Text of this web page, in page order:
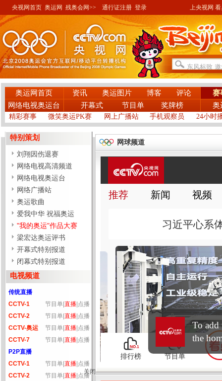
央视网首页 奥运网 残奥会网>> 通行证注册 登录 上央视网 看奥
奥运网首页 资讯 奥运图片 博客 评论
赛
网络电视奥运台
开幕式 节目单 奖牌榜 奥
精彩赛事 微笑奥运PK赛 网上广播站 手机观察员 24小时
特别策划
刘翔因伤退赛
网络电视高清频道
网络电视奥运台
网络广播站
奥运歌曲
爱我中华 祝福奥运
"我的奥运"作品大赛
梁宏达奥运评书
开幕式特别报道
闭幕式特别报道
电视频道
传统直播
节目单 直播 点播
CCTV-1
节目单 直播 点播
CCTV-2
节目单 直播 点播
CCTV-奥运
节目单 直播 点播
CCTV-7
P2P直播
节目单 直播 点播
CCTV-1
节目单 直播 点播
CCTV-2
网球频道
关闭